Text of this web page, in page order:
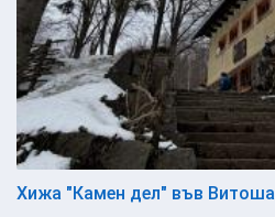
Хижа "Камен дел" във Витоша